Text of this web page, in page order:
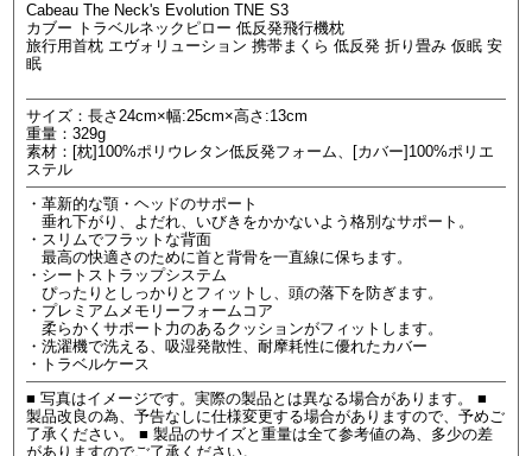
Cabeau The Neck's Evolution TNE S3
カブー トラベルネックピロー 低反発飛行機枕
旅行用首枕 エヴォリューション 携帯まくら 低反発 折り畳み 仮眠 安
眠
サイズ：長さ24cm×幅:25cm×高さ:13cm
重量：329g
素材：[枕]100%ポリウレタン低反発フォーム、[カバー]100%ポリエ
ステル
・革新的な顎・ヘッドのサポート
垂れ下がり、よだれ、いびきをかかないよう格別なサポート。
・スリムでフラットな背面
最高の快適さのために首と背骨を一直線に保ちます。
・シートストラップシステム
ぴったりとしっかりとフィットし、頭の落下を防ぎます。
・プレミアムメモリーフォームコア
柔らかくサポート力のあるクッションがフィットします。
・洗濯機で洗える、吸湿発散性、耐摩耗性に優れたカバー
・トラベルケース
■ 写真はイメージです。実際の製品とは異なる場合があります。 ■
製品改良の為、予告なしに仕様変更する場合がありますので、予めご
了承ください。 ■ 製品のサイズと重量は全て参考値の為、多少の差
がありますのでご了承ください。